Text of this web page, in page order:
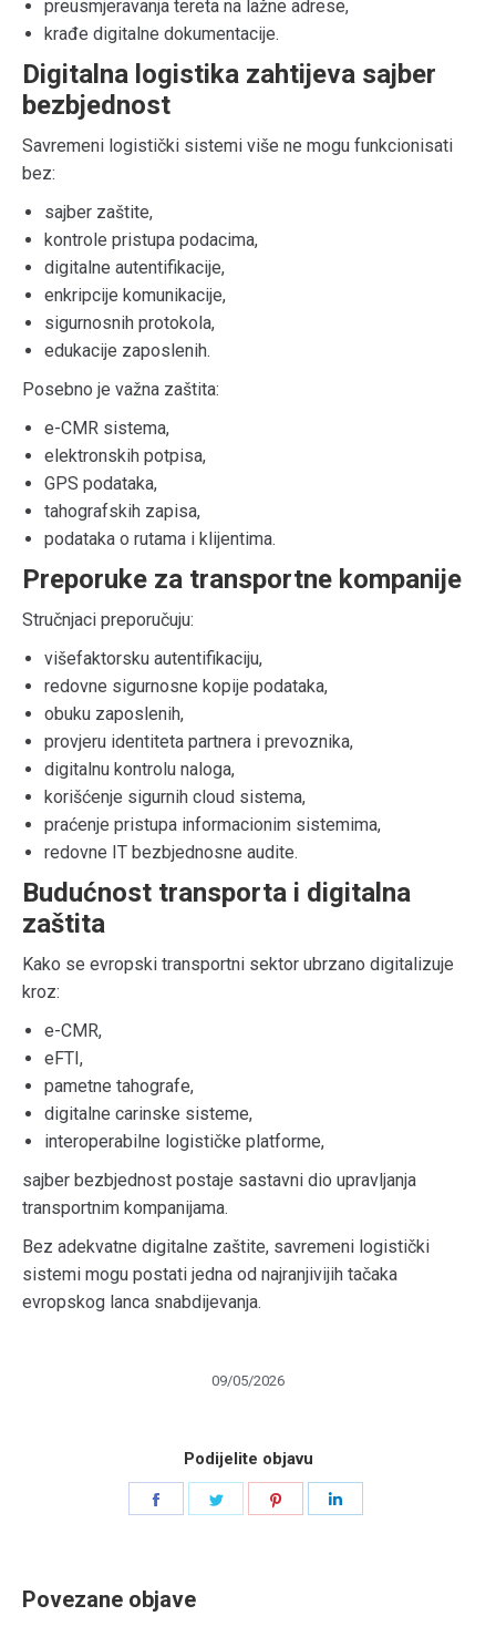
preusmjeravanja tereta na lažne adrese,
krađe digitalne dokumentacije.
Digitalna logistika zahtijeva sajber
bezbjednost
Savremeni logistički sistemi više ne mogu funkcionisati
bez:
sajber zaštite,
kontrole pristupa podacima,
digitalne autentifikacije,
enkripcije komunikacije,
sigurnosnih protokola,
edukacije zaposlenih.
Posebno je važna zaštita:
e-CMR sistema,
elektronskih potpisa,
GPS podataka,
tahografskih zapisa,
podataka o rutama i klijentima.
Preporuke za transportne kompanije
Stručnjaci preporučuju:
višefaktorsku autentifikaciju,
redovne sigurnosne kopije podataka,
obuku zaposlenih,
provjeru identiteta partnera i prevoznika,
digitalnu kontrolu naloga,
korišćenje sigurnih cloud sistema,
praćenje pristupa informacionim sistemima,
redovne IT bezbjednosne audite.
Budućnost transporta i digitalna
zaštita
Kako se evropski transportni sektor ubrzano digitalizuje
kroz:
e-CMR,
eFTI,
pametne tahografe,
digitalne carinske sisteme,
interoperabilne logističke platforme,
sajber bezbjednost postaje sastavni dio upravljanja
transportnim kompanijama.
Bez adekvatne digitalne zaštite, savremeni logistički
sistemi mogu postati jedna od najranjivijih tačaka
evropskog lanca snabdijevanja.
09/05/2026
Podijelite objavu
Povezane objave